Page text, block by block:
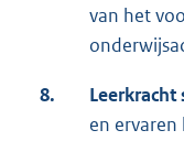
van het
8.
en